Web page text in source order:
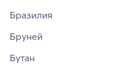
Бразилия
Бруней
Бутан